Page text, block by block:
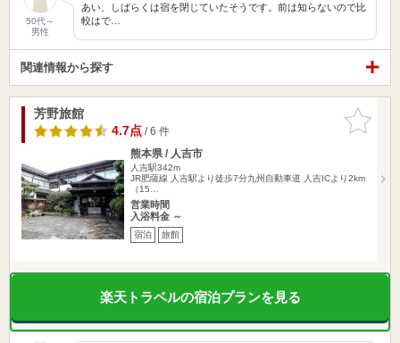
50代～
男性
あい、しばらくは宿を閉じていたそうです。前は知らないので比
較はで…
関連情報から探す
お気に入
りに追加
芳野旅館
4.7点/ 6 件
熊本県 / 人吉市
人吉駅342m
JR肥薩線 人吉駅より徒歩7分九州自動車道 人吉ICより2km
（15…
営業時間
入浴料金 ～
宿泊 旅館
楽天トラベルの宿泊プランを見る